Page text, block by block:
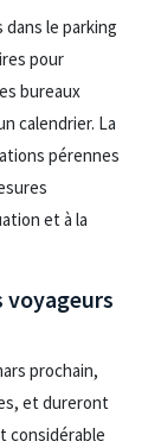
le parking
pour
bureaux
calendrier. La
pérennes
et à la
voyageurs
prochain,
et dureront
considérable